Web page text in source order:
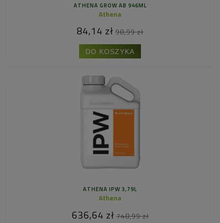
ATHENA GROW AB 946ML
Athena
84,14 zł 98,99 zł
DO KOSZYKA
ATHENA IPW 3,79L
Athena
636,64 zł 748,99 zł